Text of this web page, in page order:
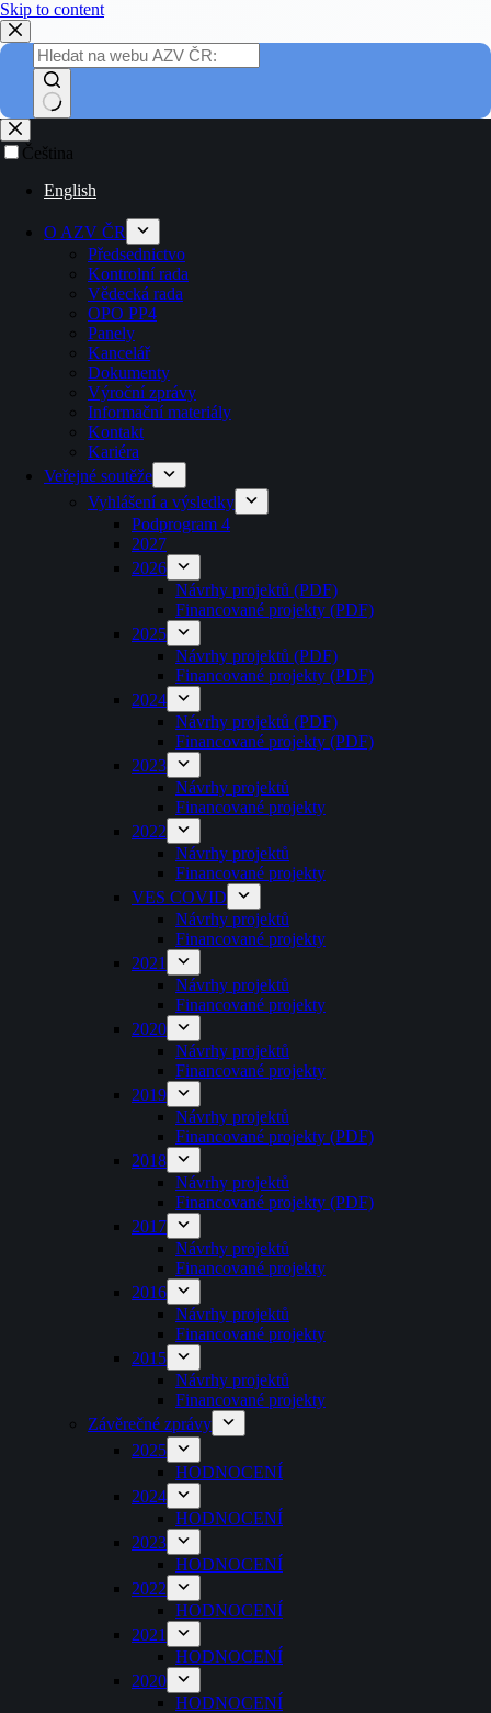
Skip to content
Čeština
English
O AZV ČR
Předsednictvo
Kontrolní rada
Vědecká rada
OPO PP4
Panely
Kancelář
Dokumenty
Výroční zprávy
Informační materiály
Kontakt
Kariéra
Veřejné soutěže
Vyhlášení a výsledky
Podprogram 4
2027
2026
Návrhy projektů (PDF)
Financované projekty (PDF)
2025
Návrhy projektů (PDF)
Financované projekty (PDF)
2024
Návrhy projektů (PDF)
Financované projekty (PDF)
2023
Návrhy projektů
Financované projekty
2022
Návrhy projektů
Financované projekty
VES COVID
Návrhy projektů
Financované projekty
2021
Návrhy projektů
Financované projekty
2020
Návrhy projektů
Financované projekty
2019
Návrhy projektů
Financované projekty (PDF)
2018
Návrhy projektů
Financované projekty (PDF)
2017
Návrhy projektů
Financované projekty
2016
Návrhy projektů
Financované projekty
2015
Návrhy projektů
Financované projekty
Závěrečné zprávy
2025
HODNOCENÍ
2024
HODNOCENÍ
2023
HODNOCENÍ
2022
HODNOCENÍ
2021
HODNOCENÍ
2020
HODNOCENÍ